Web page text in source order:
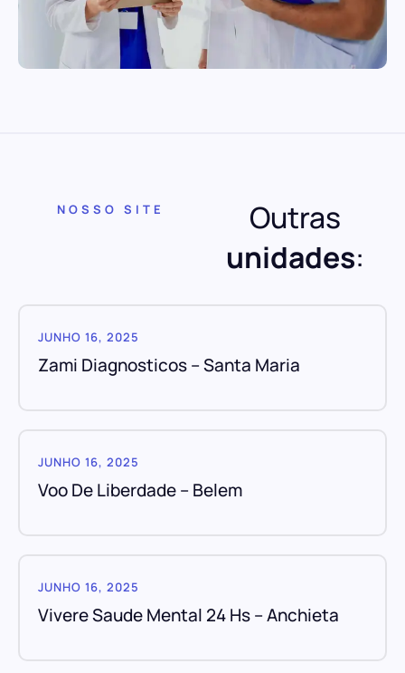
NOSSO SITE
Outras
unidades:
JUNHO 16, 2025
Zami Diagnosticos – Santa Maria
JUNHO 16, 2025
Voo De Liberdade – Belem
JUNHO 16, 2025
Vivere Saude Mental 24 Hs – Anchieta